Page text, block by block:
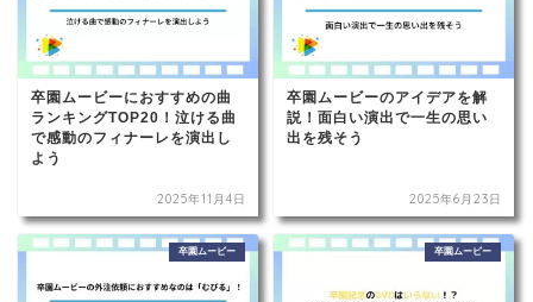
卒園ムービーにおすすめの曲
ランキングTOP20！泣ける曲
で感動のフィナーレを演出し
よう
2025年11月4日
卒園ムービーのアイデアを解
説！面白い演出で一生の思い
出を残そう
2025年6月23日
卒園ムービー 卒園ムービー